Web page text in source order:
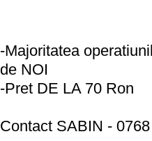
-Majoritatea
de NOI
-Pret DE LA 70 Ron
Contact SABIN -